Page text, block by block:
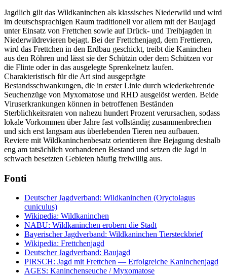
Jagdlich gilt das Wildkaninchen als klassisches Niederwild und wird
im deutschsprachigen Raum traditionell vor allem mit der Baujagd
unter Einsatz von Frettchen sowie auf Drück- und Treibjagden in
Niederwildrevieren bejagt. Bei der Frettchenjagd, dem Frettieren,
wird das Frettchen in den Erdbau geschickt, treibt die Kaninchen
aus den Röhren und lässt sie der Schützin oder dem Schützen vor
die Flinte oder in das ausgelegte Sprenkelnetz laufen.
Charakteristisch für die Art sind ausgeprägte
Bestandsschwankungen, die in erster Linie durch wiederkehrende
Seuchenzüge von Myxomatose und RHD ausgelöst werden. Beide
Viruserkrankungen können in betroffenen Beständen
Sterblichkeitsraten von nahezu hundert Prozent verursachen, sodass
lokale Vorkommen über Jahre fast vollständig zusammenbrechen
und sich erst langsam aus überlebenden Tieren neu aufbauen.
Reviere mit Wildkaninchenbesatz orientieren ihre Bejagung deshalb
eng am tatsächlich vorhandenen Bestand und setzen die Jagd in
schwach besetzten Gebieten häufig freiwillig aus.
Fonti
Deutscher Jagdverband: Wildkaninchen (Oryctolagus
cuniculus)
Wikipedia: Wildkaninchen
NABU: Wildkaninchen erobern die Stadt
Bayerischer Jagdverband: Wildkaninchen Tiersteckbrief
Wikipedia: Frettchenjagd
Deutscher Jagdverband: Baujagd
PIRSCH: Jagd mit Frettchen — Erfolgreiche Kaninchenjagd
AGES: Kaninchenseuche / Myxomatose